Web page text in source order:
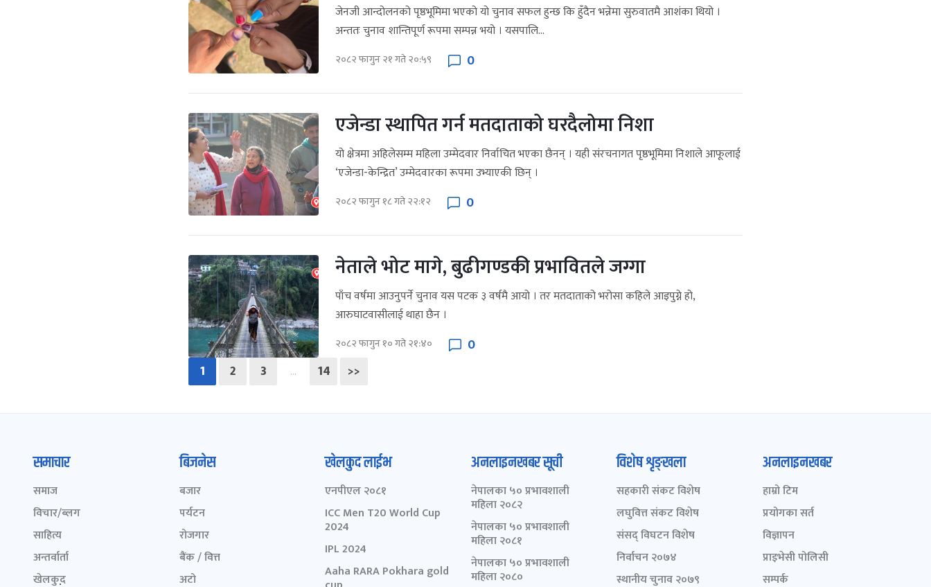
जेनजी आन्दोलनको पृष्ठभूमिमा भएको यो चुनाव सफल हुन्छ कि हुँदैन भन्नेमा सुरुवातमै आशंका थियो ।
अन्ततः चुनाव शान्तिपूर्ण रूपमा सम्पन्न भयो । यसपालि...
२०८२ फागुन २१ गते २०:५९ 0
एजेन्डा स्थापित गर्न मतदाताको घरदैलोमा निशा
यो क्षेत्रमा अहिलेसम्म महिला उम्मेदवार निर्वाचित भएका छैनन् । यही संरचनागत पृष्ठभूमिमा निशाले आफूलाई
‘एजेन्डा-केन्द्रित’ उम्मेदवारका रूपमा उभ्याएकी छिन् ।
२०८२ फागुन १८ गते २२:१२ 0
नेताले भोट मागे, बुढीगण्डकी प्रभावितले जग्गा
पाँच वर्षमा आउनुपर्ने चुनाव यस पटक ३ वर्षमै आयो । तर मतदाताको भरोसा कहिले आइपुग्ने हो,
आरुघाटवासीलाई थाहा छैन ।
२०८२ फागुन १० गते २१:४०
0
1
2 3 … 14 >>
समाचार
समाज
विचार/ब्लग
साहित्य
अन्तर्वार्ता
खेलकुद़़
बिजनेस
बजार
पर्यटन
रोजगार
बैंक / वित्त
अटो
खेलकुद लाईभ
एनपीएल २०८१
ICC Men T20 World Cup
2024
IPL 2024
Aaha RARA Pokhara gold
अनलाइनखबर सूची
नेपालका ५० प्रभावशाली
महिला २०८२
नेपालका ५० प्रभावशाली
महिला २०८१
नेपालका ५० प्रभावशाली
महिला २०८०
विशेष शृङ्खला
सहकारी संकट विशेष
लघुवित्त संकट विशेष
संसद् विघटन विशेष
निर्वाचन २०७४
स्थानीय चुनाव २०७९
अनलाइनखबर
हाम्रो टिम
प्रयोगका सर्त
विज्ञापन
प्राइभेसी पोलिसी
सम्पर्क